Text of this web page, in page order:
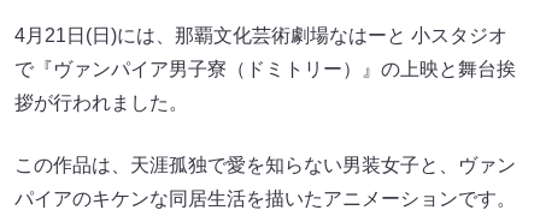
4月21日(日)には、那覇文化芸術劇場なはーと 小スタジオ
で『ヴァンパイア男子寮（ドミトリー）』の上映と舞台挨
拶が行われました。
この作品は、天涯孤独で愛を知らない男装女子と、ヴァン
パイアのキケンな同居生活を描いたアニメーションです。